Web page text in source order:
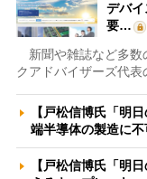
デバ
要…
新聞や雑誌など多数
クアドバイザーズ代
【戸松信博氏「明
端半導体の製造に
【戸松信博氏「明